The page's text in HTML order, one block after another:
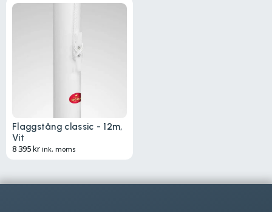
Flaggstång classic - 12m,
Vit
8 395kr ink. moms